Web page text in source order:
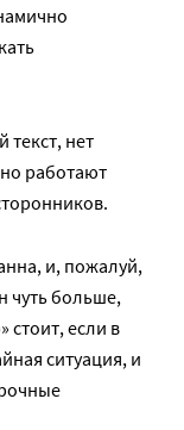
текст, нет
работают
и, пожалуй,
чуть больше,
стоит, если в
ситуация, и